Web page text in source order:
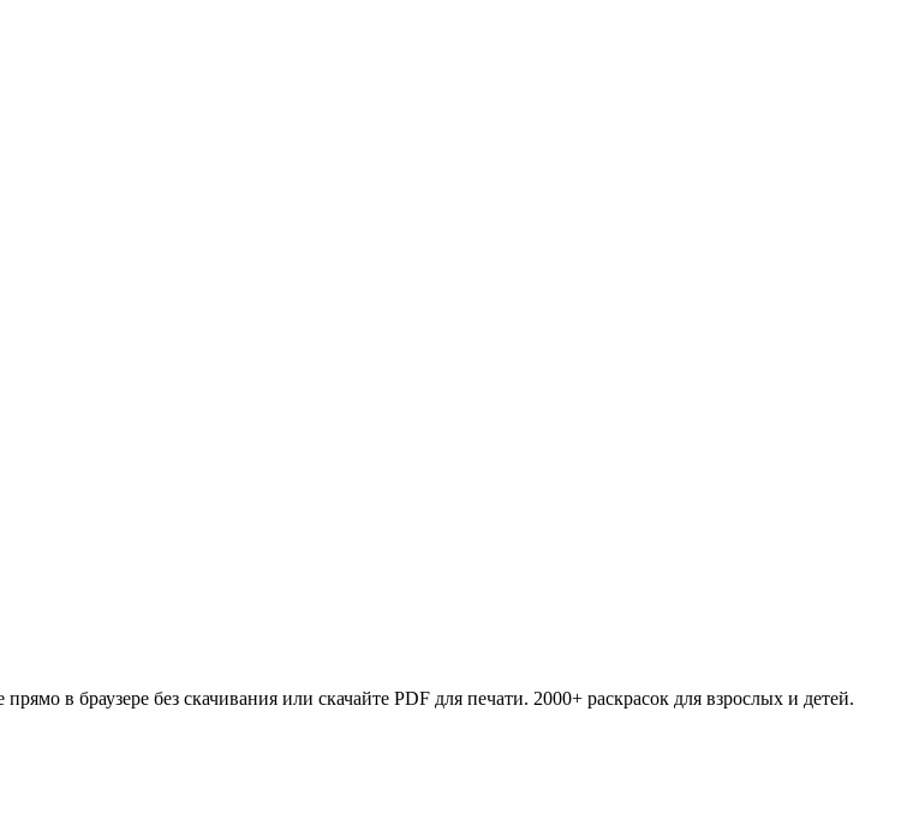
в браузере без скачивания или скачайте PDF для печати. 2000+ раскрасок для взрослых и детей.